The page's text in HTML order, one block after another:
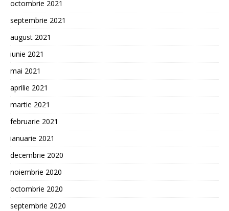
octombrie 2021
septembrie 2021
august 2021
iunie 2021
mai 2021
aprilie 2021
martie 2021
februarie 2021
ianuarie 2021
decembrie 2020
noiembrie 2020
octombrie 2020
septembrie 2020